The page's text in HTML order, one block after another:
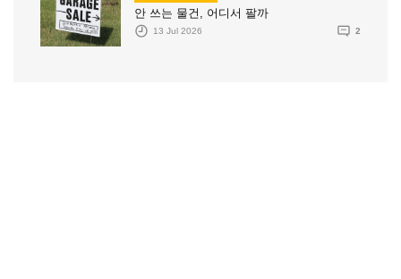
안 쓰는 물건, 어디서 팔까
13 Jul 2026 2